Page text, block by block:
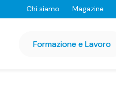
Chi siamo Magazine
Formazione e Lavoro